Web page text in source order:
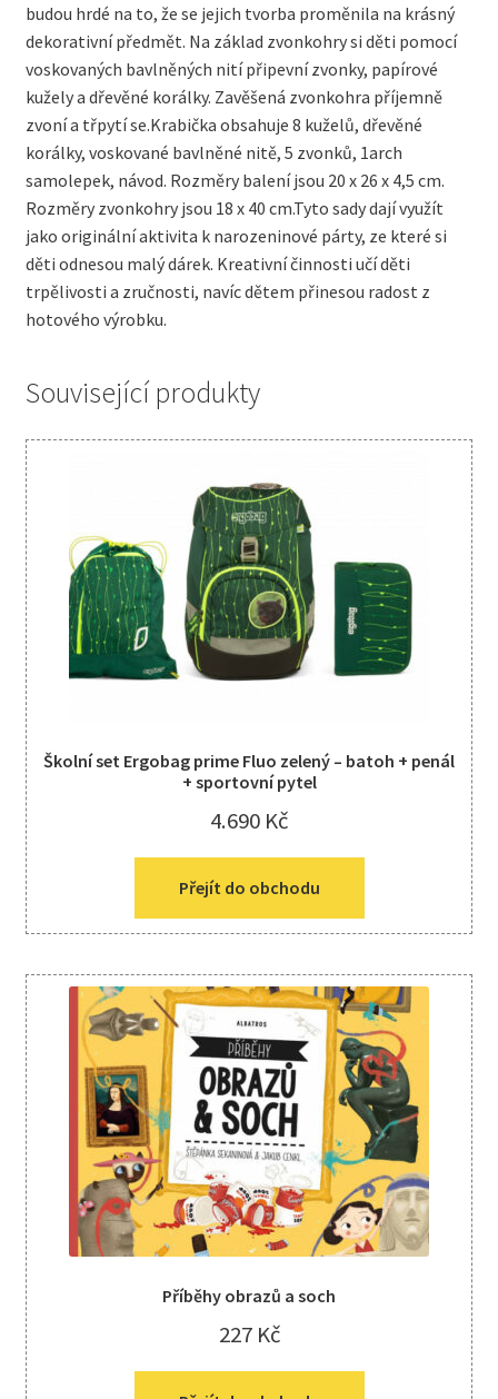
budou hrdé na to, že se jejich tvorba proměnila na krásný
dekorativní předmět. Na základ zvonkohry si děti pomocí
voskovaných bavlněných nití připevní zvonky, papírové
kužely a dřevěné korálky. Zavěšená zvonkohra příjemně
zvoní a třpytí se.Krabička obsahuje 8 kuželů, dřevěné
korálky, voskované bavlněné nitě, 5 zvonků, 1arch
samolepek, návod. Rozměry balení jsou 20 x 26 x 4,5 cm.
Rozměry zvonkohry jsou 18 x 40 cm.Tyto sady dají využít
jako originální aktivita k narozeninové párty, ze které si
děti odnesou malý dárek. Kreativní činnosti učí děti
trpělivosti a zručnosti, navíc dětem přinesou radost z
hotového výrobku.
Související produkty
Školní set Ergobag prime Fluo zelený – batoh + penál
+ sportovní pytel
4.690 Kč
Přejít do obchodu
Příběhy obrazů a soch
227 Kč